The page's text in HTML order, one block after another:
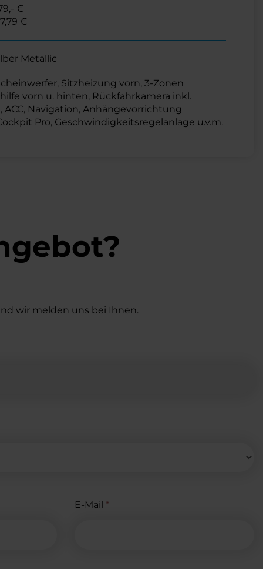
€
€
Metallic
Sitzheizung vorn, 3-Zonen
vorn u. hinten, Rückfahrkamera inkl.
Navigation, Anhängevorrichtung
Pro, Geschwindigkeitsregelanlage u.v.m.
wir melden uns bei Ihnen.
E-Mail *